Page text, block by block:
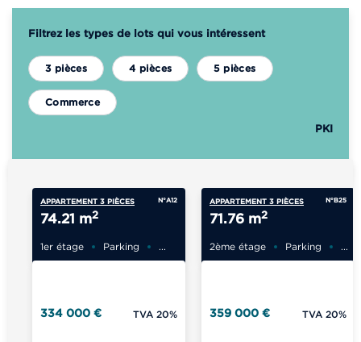
Filtrez les types de lots qui vous intéressent
3 pièces 4 pièces 5 pièces
Commerce
PKI
N°A12
APPARTEMENT 3 PIÈCES
74.21 m2
1er étage Parking ...
334 000 € TVA 20%
N°B25
APPARTEMENT 3 PIÈCES
71.76 m2
2ème étage Parking ...
359 000 € TVA 20%